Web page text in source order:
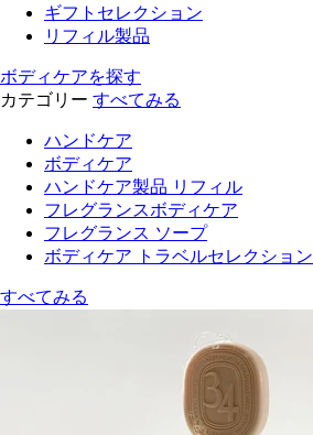
ギフトセレクション
リフィル製品
ボディケアを探す
カテゴリー すべてみる
ハンドケア
ボディケア
ハンドケア製品 リフィル
フレグランスボディケア
フレグランス ソープ
ボディケア トラベルセレクション
すべてみる